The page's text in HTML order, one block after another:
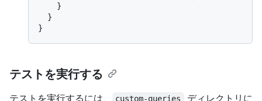
テストを実行する
テストを実行するには、 custom-queries
ディレクトリに